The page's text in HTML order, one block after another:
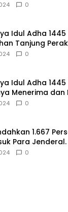
0
Idul Adha 1445
Tanjung
0
Idul Adha
Menerima dan
0
1.667
Para Jenderal.
0